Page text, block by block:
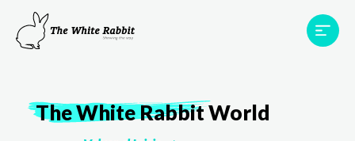
Proyectos
Testimonios
TWR World
The White RabbitWorld